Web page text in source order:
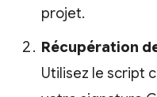
projet.
Récupération
Utilisez le script